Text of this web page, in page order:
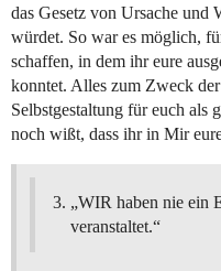
das Gesetz von Ursache und
würdet. So war es möglich,
schaffen, in dem ihr eure
konntet. Alles zum Zweck
Selbstgestaltung für euch als
noch wißt, dass ihr in Mir
„WIR haben nie ein
veranstaltet.“